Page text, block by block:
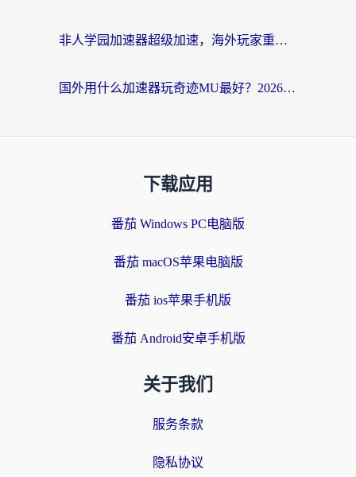
非人学园加速器超级加速，海外玩家重返国服的通行证
国外用什么加速器玩奇迹MU最好？2026海外玩家国服游戏加速全攻略
下载应用
番茄 Windows PC电脑版
番茄 macOS苹果电脑版
番茄 ios苹果手机版
番茄 Android安卓手机版
关于我们
服务条款
隐私协议